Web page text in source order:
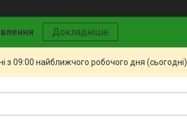
Докладніше
з 09:00 найближчого робочого дня (сьогодні).